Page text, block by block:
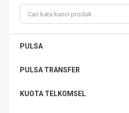
PULSA
PULSA TRANSFER
KUOTA TELKOMSEL